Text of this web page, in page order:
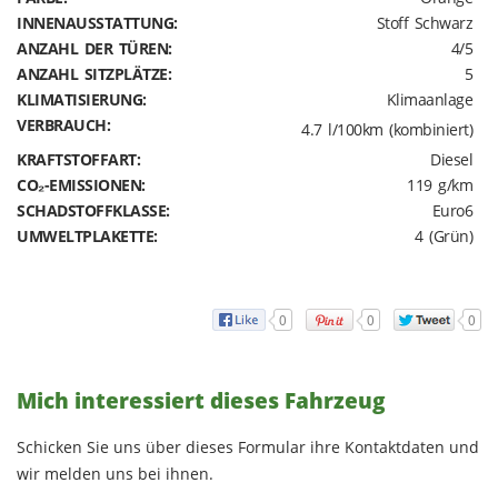
INNENAUSSTATTUNG:
Stoff Schwarz
ANZAHL DER TÜREN:
4/5
ANZAHL SITZPLÄTZE:
5
KLIMATISIERUNG:
Klimaanlage
VERBRAUCH:
4.7 l/100km (kombiniert)
KRAFTSTOFFART:
Diesel
CO₂-EMISSIONEN:
119 g/km
SCHADSTOFFKLASSE:
Euro6
UMWELTPLAKETTE:
4 (Grün)
0 0 0
Mich interessiert dieses Fahrzeug
Schicken Sie uns über dieses Formular ihre Kontaktdaten und
wir melden uns bei ihnen.